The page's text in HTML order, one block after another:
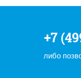
+7
либо